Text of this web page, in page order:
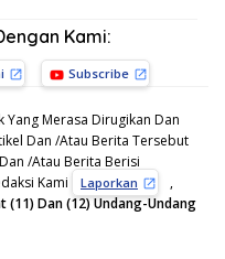
Kami:
Subscribe
Yang Merasa Dirugikan Dan
Dan /Atau Berita Tersebut
/Atau Berita Berisi
Kami
Laporkan
,
(11) Dan (12) Undang-Undang